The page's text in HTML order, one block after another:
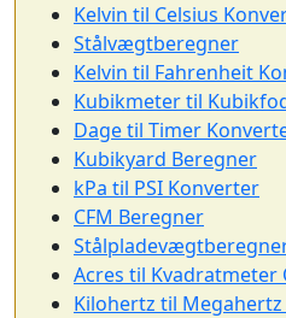
Kelvin til Celsius
Stålvægtberegner
Kelvin til Fahrenheit
Kubikmeter til
Dage til Timer
Kubikyard Beregner
kPa til PSI Konverter
CFM Beregner
Acres til Kvadratmeter
Kilohertz til